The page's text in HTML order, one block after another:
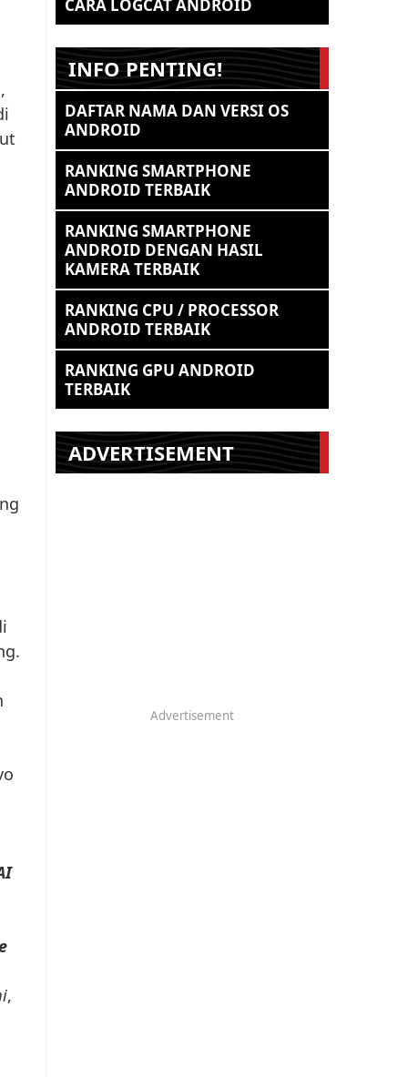
,
CARA LOGCAT ANDROID
INFO PENTING!
DAFTAR NAMA DAN VERSI OS
ANDROID
RANKING SMARTPHONE
ANDROID TERBAIK
RANKING SMARTPHONE
ANDROID DENGAN HASIL
KAMERA TERBAIK
RANKING CPU / PROCESSOR
ANDROID TERBAIK
RANKING GPU ANDROID
TERBAIK
ADVERTISEMENT
Advertisement